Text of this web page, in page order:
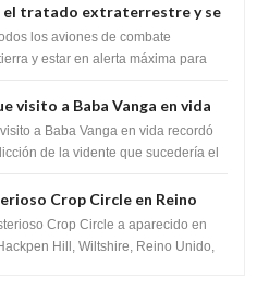
el tratado extraterrestre y se
el misterioso satélite
los aviones de combate
y estar en alerta máxima para
visito a Baba Vanga en vida
predicción de la vidente
2022.
a Baba Vanga en vida recordó
de la vidente que sucedería el
Crop Circle en Reino
2016Crop Circle a aparecido en
Hill, Wiltshire, Reino Unido,